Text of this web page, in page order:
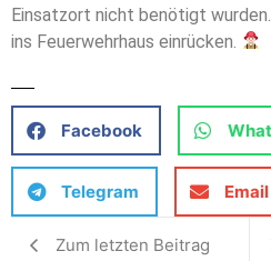
Einsatzort nicht benötigt
ins Feuerwehrhaus einrücken.
Facebook
Telegram Email
Zum letzten Beitrag